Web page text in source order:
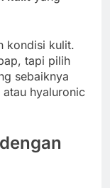
kondisi kulit.
tapi pilih
sebaiknya
hyaluronic